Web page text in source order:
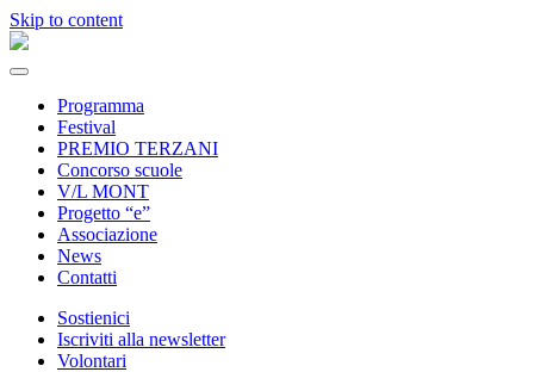
Skip to content
Programma
Festival
PREMIO TERZANI
Concorso scuole
V/L MONT
Progetto “e”
Associazione
News
Contatti
Sostienici
Iscriviti alla newsletter
Volontari